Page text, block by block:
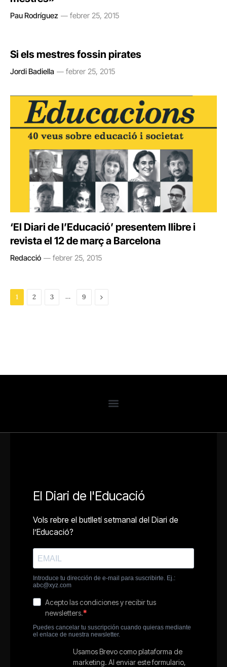
Pau Rodríguez febrer 25, 2015
Si els mestres fossin pirates
Jordi Badiella febrer 25, 2015
‘El Diari de l’Educació’ presentem llibre i
revista el 12 de març a Barcelona
Redacció febrer 25, 2015
1 2 3 … 9 Next